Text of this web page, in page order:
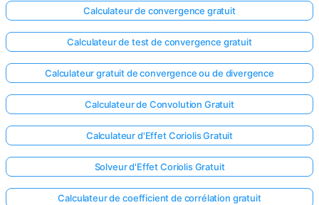
Calculateur de convergence gratuit
Calculateur de test de convergence gratuit
Calculateur gratuit de convergence ou de divergence
Calculateur de Convolution Gratuit
Calculateur d'Effet Coriolis Gratuit
Solveur d'Effet Coriolis Gratuit
Calculateur de coefficient de corrélation gratuit